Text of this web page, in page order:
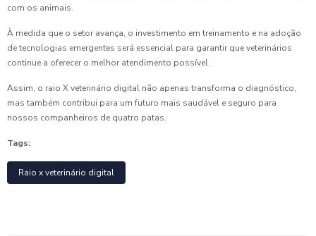
com os animais.
À medida que o setor avança, o investimento em treinamento e na adoção
de tecnologias emergentes será essencial para garantir que veterinários
continue a oferecer o melhor atendimento possível.
Assim, o raio X veterinário digital não apenas transforma o diagnóstico,
mas também contribui para um futuro mais saudável e seguro para
nossos companheiros de quatro patas.
Tags:
Raio x veterinário digital